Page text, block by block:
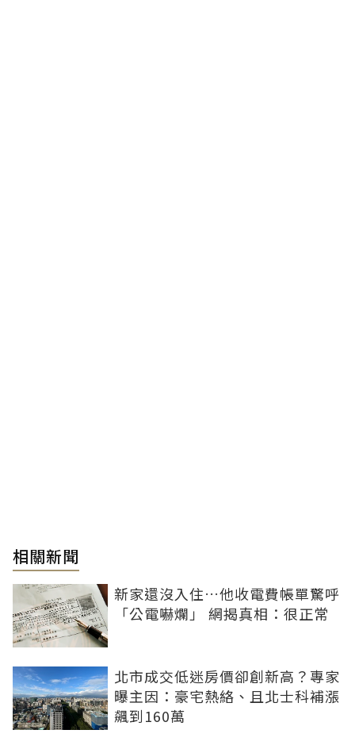
相關新聞
新家還沒入住…他收電費帳單驚呼
「公電嚇爛」 網揭真相：很正常
北市成交低迷房價卻創新高？專家
曝主因：豪宅熱絡、且北士科補漲
飆到160萬